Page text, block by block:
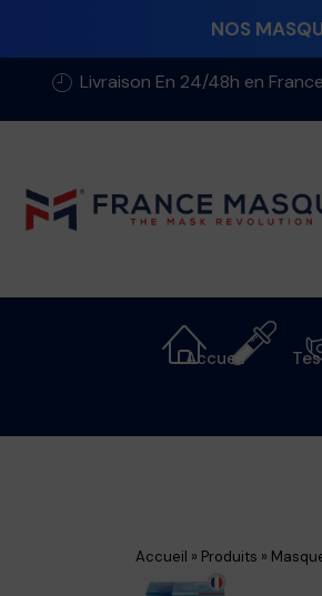
NOS
Livraison En 24/48h en France
Accueil
Accueil » Produits »